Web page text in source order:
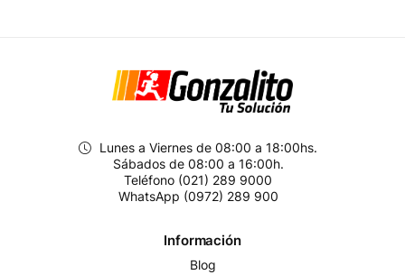
Lunes a Viernes de 08:00 a 18:00hs.
Sábados de 08:00 a 16:00h.
Teléfono (021) 289 9000
WhatsApp (0972) 289 900
Información
Blog